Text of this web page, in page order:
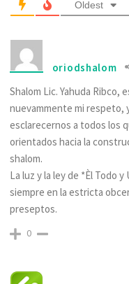
Oldest
oriodshalom
Shalom Lic. Yahuda
nuevammente mi respeto,
esclarecernos a todos los
orientados hacia la
shalom.
La luz y la ley de *Èl Todo
siempre en la estricta
preseptos.
0